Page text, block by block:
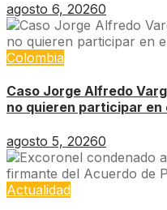
agosto 6, 20260
Colombia
Caso Jorge Alfredo
no quieren participar en
agosto 5, 20260
Actualidad